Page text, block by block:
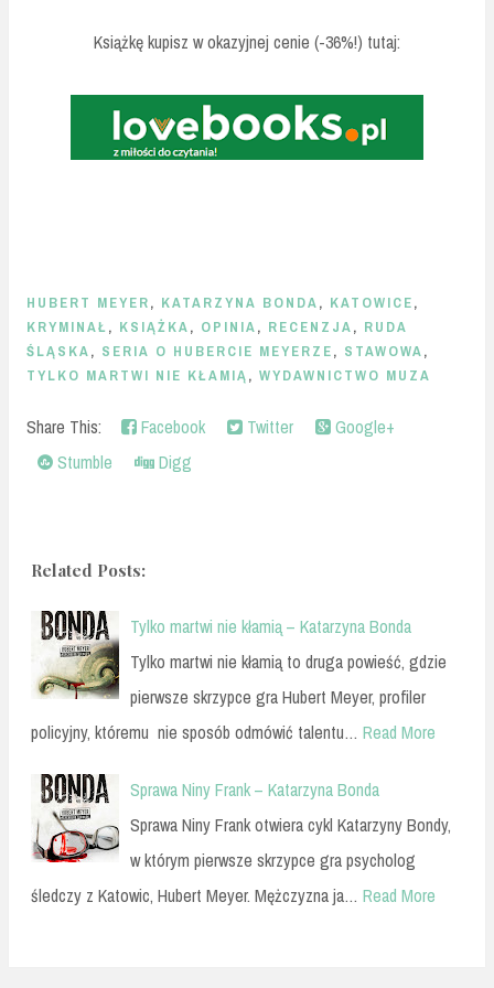
Książkę kupisz w okazyjnej cenie (-36%!) tutaj:
HUBERT MEYER, KATARZYNA BONDA, KATOWICE,
KRYMINAŁ, KSIĄŻKA, OPINIA, RECENZJA, RUDA
ŚLĄSKA, SERIA O HUBERCIE MEYERZE, STAWOWA,
TYLKO MARTWI NIE KŁAMIĄ, WYDAWNICTWO MUZA
Share This: Facebook Twitter
Google+
Stumble
Digg
Related Posts:
Tylko martwi nie kłamią – Katarzyna Bonda
Tylko martwi nie kłamią to druga powieść, gdzie
pierwsze skrzypce gra Hubert Meyer, profiler
policyjny, któremu nie sposób odmówić talentu… Read More
Sprawa Niny Frank – Katarzyna Bonda
Sprawa Niny Frank otwiera cykl Katarzyny Bondy,
w którym pierwsze skrzypce gra psycholog
śledczy z Katowic, Hubert Meyer. Mężczyzna ja… Read More